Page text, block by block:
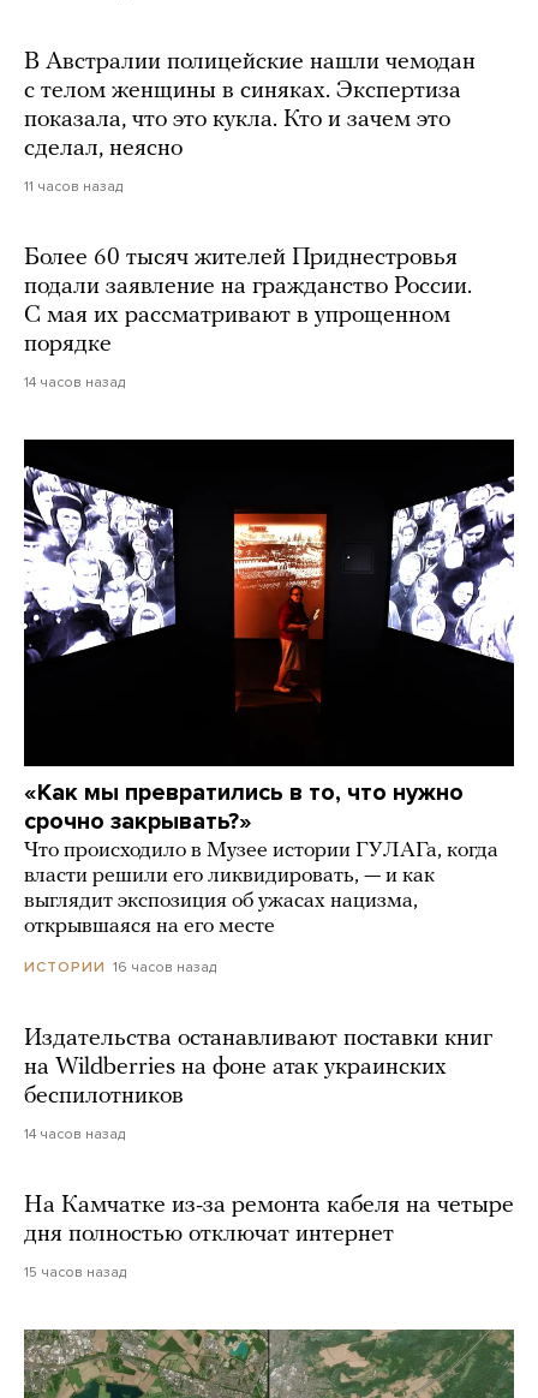
В Австралии полицейские нашли чемодан
с телом женщины в синяках. Экспертиза
показала, что это кукла. Кто и зачем это
сделал, неясно
11 часов назад
Более 60 тысяч жителей Приднестровья
подали заявление на гражданство России.
С мая их рассматривают в упрощенном
порядке
14 часов назад
«Как мы превратились в то, что нужно
срочно закрывать?»
Что происходило в Музее истории ГУЛАГа, когда
власти решили его ликвидировать, — и как
выглядит экспозиция об ужасах нацизма,
открывшаяся на его месте
ИСТОРИИ 16 часов назад
Издательства останавливают поставки книг
на Wildberries на фоне атак украинских
беспилотников
14 часов назад
На Камчатке из-за ремонта кабеля на четыре
дня полностью отключат интернет
15 часов назад